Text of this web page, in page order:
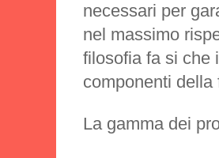
necessari per
nel massimo
filosofia fa si che
componenti della
La gamma dei